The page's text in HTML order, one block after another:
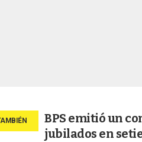
BPS emitió un
jubilados en